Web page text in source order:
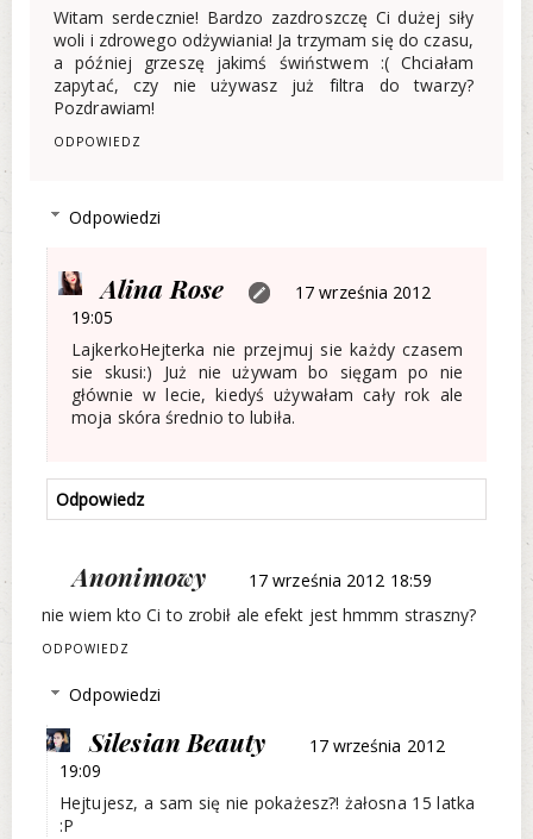
Witam serdecznie! Bardzo zazdroszczę Ci dużej siły
woli i zdrowego odżywiania! Ja trzymam się do czasu,
a później grzeszę jakimś świństwem :( Chciałam
zapytać, czy nie używasz już filtra do twarzy?
Pozdrawiam!
ODPOWIEDZ
Odpowiedzi
Alina Rose
17 września 2012
19:05
LajkerkoHejterka nie przejmuj sie każdy czasem
sie skusi:) Już nie używam bo sięgam po nie
głównie w lecie, kiedyś używałam cały rok ale
moja skóra średnio to lubiła.
Odpowiedz
Anonimowy
17 września 2012 18:59
nie wiem kto Ci to zrobił ale efekt jest hmmm straszny?
ODPOWIEDZ
Odpowiedzi
Silesian Beauty
17 września 2012
19:09
Hejtujesz, a sam się nie pokażesz?! żałosna 15 latka
:P